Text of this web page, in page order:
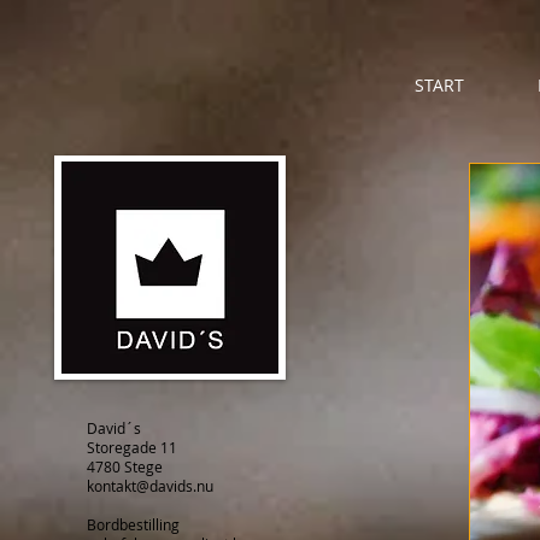
START
David´s​
Storegade 11
4780 Stege
kontakt@davids.nu
Bordbestilling